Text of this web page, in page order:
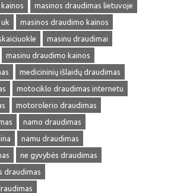
masinos draudimas lietuvoje
masinos draudimo kainos
masinu draudimai
masinu draudimo kainos
medicininių išlaidų draudimas
motociklo draudimas internetu
motorolerio draudimas
namo draudimas
namu draudimas
ne gyvybės draudimas
draudimas